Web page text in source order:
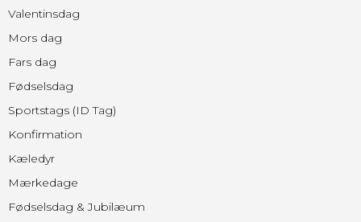
Valentinsdag
Mors dag
Fars dag
Fødselsdag
Sportstags (ID Tag)
Konfirmation
Kæledyr
Mærkedage
Fødselsdag & Jubilæum